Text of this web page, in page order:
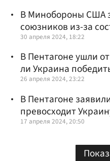
В Минобороны США
союзников из-за
30 апреля 2024, 18:22
В Пентагоне ушли
ли Украина
26 апреля 2024, 23:22
В Пентагоне
превосходит
17 апреля 2024, 20:50